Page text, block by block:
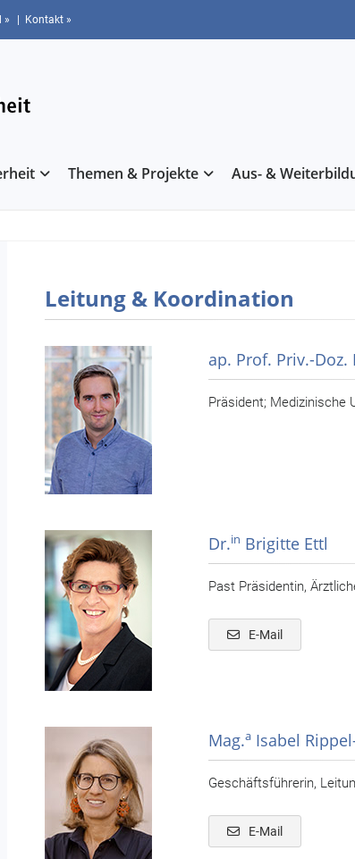
» | Kontakt »
Themen & Projekte Aus- &
Leitung & Koordination
ap. Prof. Priv.-
Präsident; Medizinische
Dr.in Brigitte Ettl
Past Präsidentin,
E-Mail
Mag.aIsabel
Geschäftsführerin,
E-Mail